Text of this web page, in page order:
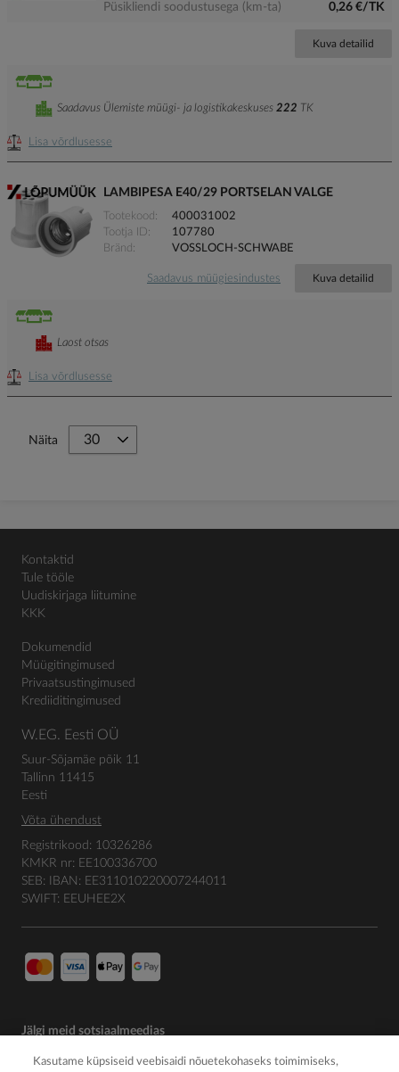
Püsikliendi soodustusega (km-ta) 0,26 €/TK
Kuva detailid
Lisa võrdlusesse
Saadavus Ülemiste müügi- ja logistikakeskuses 222 TK
LAMBIPESA E40/29 PORTSELAN VALGE
Tootekood
400031002
Tootja ID
107780
Bränd
VOSSLOCH-SCHWABE
Saadavus müügiesindustes Kuva detailid
Lisa võrdlusesse
Laost otsas
Näita
Kontaktid
Tule tööle
Uudiskirjaga liitumine
KKK
Dokumendid
Müügitingimused
Privaatsustingimused
Krediiditingimused
W.EG. Eesti OÜ
Suur-Sõjamäe põik 11
Tallinn 11415
Eesti
Võta ühendust
Registrikood: 10326286
KMKR nr: EE100336700
SEB: IBAN: EE311010220007244011
SWIFT: EEUHEE2X
Jälgi meid sotsiaalmeedias
Kasutame küpsiseid veebisaidi nõuetekohaseks toimimiseks,